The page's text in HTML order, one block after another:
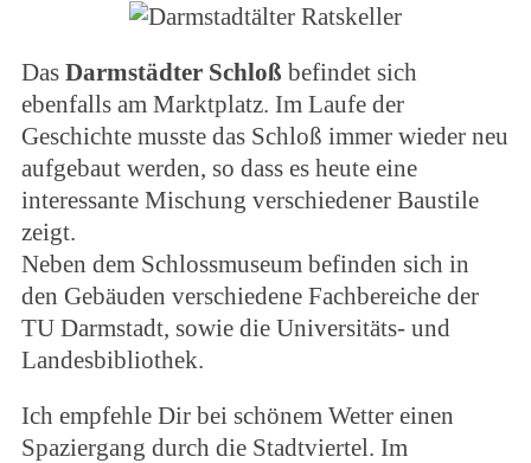
Das Darmstädter Schloß befindet sich
ebenfalls am Marktplatz. Im Laufe der
Geschichte musste das Schloß immer wieder neu
aufgebaut werden, so dass es heute eine
interessante Mischung verschiedener Baustile
zeigt.
Neben dem Schlossmuseum befinden sich in
den Gebäuden verschiedene Fachbereiche der
TU Darmstadt, sowie die Universitäts- und
Landesbibliothek.
Ich empfehle Dir bei schönem Wetter einen
Spaziergang durch die Stadtviertel. Im